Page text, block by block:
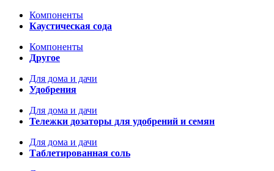
Компоненты
Каустическая сода
Компоненты
Другое
Для дома и дачи
Удобрения
Для дома и дачи
Тележки дозаторы для удобрений и семян
Для дома и дачи
Таблетированная соль